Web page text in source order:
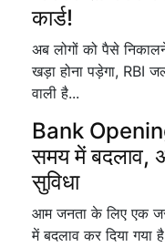
कार्ड!
अब लोगों को पैसे
खड़ा होना पड़ेगा, RBI
वाली है...
Bank
समय में बदलाव,
सुविधा
आम जनता के लिए एक
में बदलाव कर दिया